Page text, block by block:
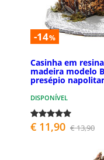
-14%
Casinha em
madeira modelo
presépio
DISPONÍVEL
€ 11,90 € 13,90